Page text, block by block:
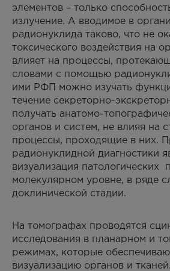
элементов – только
излучение. А вводимое в
радионуклида таково, что не
токсического воздействия на
влияет на процессы,
словами с помощью
ими РФП можно изучать
течение секреторно-
получать анатомо-
органов и систем, не влияя на
процессы, проходящие в них.
радионуклидной диагностики
визуализация патологических
молекулярном уровне, в ряде
доклинической стадии.
На томографах проводятся
исследования в планарном и
режимах, которые
визуализацию органов и